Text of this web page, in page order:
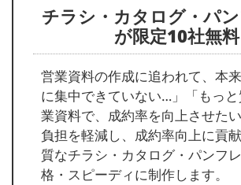
チラシ・カタログ・パ
が限定10社無料
営業資料の作成に追われて、本
に集中できていない…」「もっ
業資料で、成約率を向上させた
負担を軽減し、成約率向上に貢
質なチラシ・カタログ・パンフ
格・スピーディに制作します。